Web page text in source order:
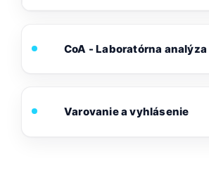
CoA - Laboratórna analýza
Varovanie a vyhlásenie